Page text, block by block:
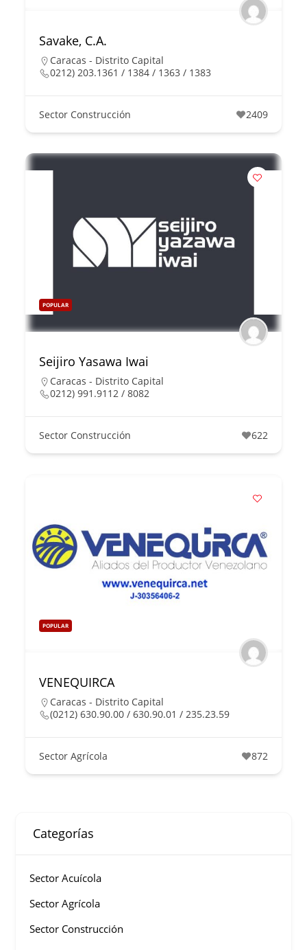
Savake, C.A.
Caracas - Distrito Capital
0212) 203.1361 / 1384 / 1363 / 1383
Sector Construcción 2409
POPULAR
Seijiro Yasawa Iwai
Caracas - Distrito Capital
0212) 991.9112 / 8082
Sector Construcción 622
POPULAR
VENEQUIRCA
Caracas - Distrito Capital
(0212) 630.90.00 / 630.90.01 / 235.23.59
Sector Agrícola 872
Categorías
Sector Acuícola
Sector Agrícola
Sector Construcción